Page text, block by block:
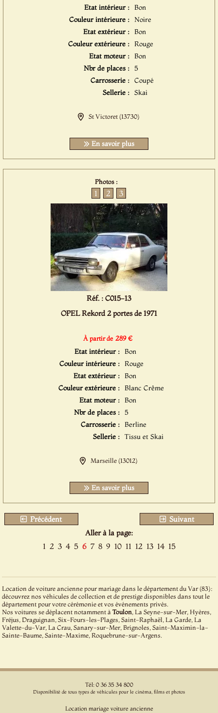
Etat intérieur : Bon
Couleur intérieure : Noire
Etat extérieur : Bon
Couleur extérieure : Rouge
Etat moteur : Bon
Nbr de places : 5
Carrosserie : Coupé
Sellerie : Skai
St Victoret (13730)
En savoir plus
Photos :
1 2 3
Réf. : C015-13
OPEL Rekord 2 portes de 1971
À partir de 289 €
Etat intérieur : Bon
Couleur intérieure : Rouge
Etat extérieur : Bon
Couleur extérieure : Blanc Crême
Etat moteur : Bon
Nbr de places : 5
Carrosserie : Berline
Sellerie : Tissu et Skai
Marseille (13012)
En savoir plus
Précédent
Suivant
Aller à la page:
1 2 3 4 5 6 7 8 9 10 11 12 13 14 15
Location de voiture ancienne pour mariage dans le département du Var (83):
découvrez nos véhicules de collection et de prestige disponibles dans tout le
département pour votre cérémonie et vos événements privés.
Nos voitures se déplacent notamment àToulon , La Seyne-sur-Mer, Hyères,
Fréjus, Draguignan, Six-Fours-les-Plages, Saint-Raphaël, La Garde, La
Valette-du-Var, La Crau, Sanary-sur-Mer, Brignoles, Saint-Maximin-la-
Sainte-Baume, Sainte-Maxime, Roquebrune-sur-Argens.
Tél: 0 36 35 34 800
Disponibilité de tous types de véhicules pour le cinéma, films et photos
Location mariage voiture ancienne